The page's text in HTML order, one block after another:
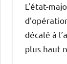
L’état-
décalé à
plus haut